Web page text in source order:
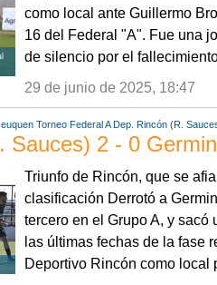
como local ante Guillermo
16 del Federal "A". Fue una
de silencio por el
29 de junio de 2025, 18:47
Torneo Federal A Dep. Rincón (R.
Sauces) 2 - 0
Triunfo de Rincón, que se
clasificación Derrotó a
tercero en el Grupo A, y sacó
las últimas fechas de la fase
Deportivo Rincón como local